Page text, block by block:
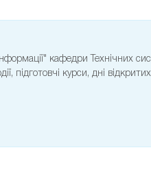
кафедри Технічних
підготовчі курси, дні